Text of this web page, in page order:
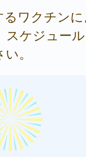
ワクチン
スケジュー
。